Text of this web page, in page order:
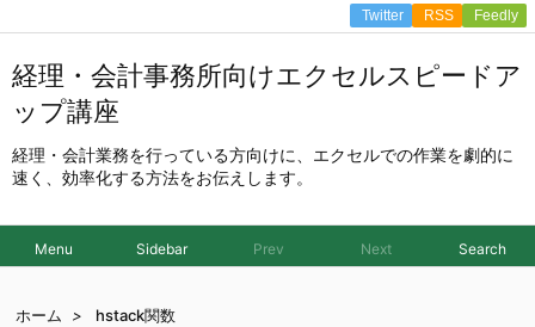
経理・会計事務所向けエクセルスピードア
ップ講座
経理・会計業務を行っている方向けに、エクセルでの作業を劇的に
速く、効率化する方法をお伝えします。
Menu Sidebar Prev Next Search
Twitter RSS Feedly
ホーム > hstack関数